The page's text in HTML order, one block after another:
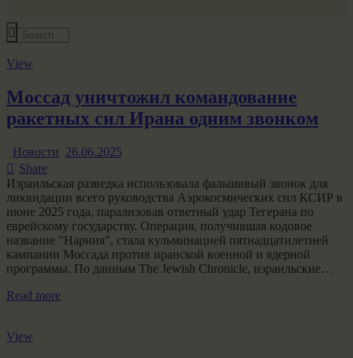
View
Моссад уничтожил командование
ракетных сил Ирана одним звонком
Новости 26.06.2025
Share
Израильская разведка использовала фальшивый звонок для
ликвидации всего руководства Аэрокосмических сил КСИР в
июне 2025 года, парализовав ответный удар Тегерана по
еврейскому государству. Операция, получившая кодовое
название "Нарния", стала кульминацией пятнадцатилетней
кампании Моссада против иранской военной и ядерной
программы. По данным The Jewish Chronicle, израильские…
Read more
View